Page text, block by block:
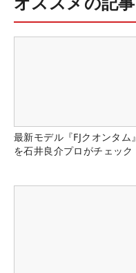
最新モデル『FJクオンタム』
を石井良介プロがチェック